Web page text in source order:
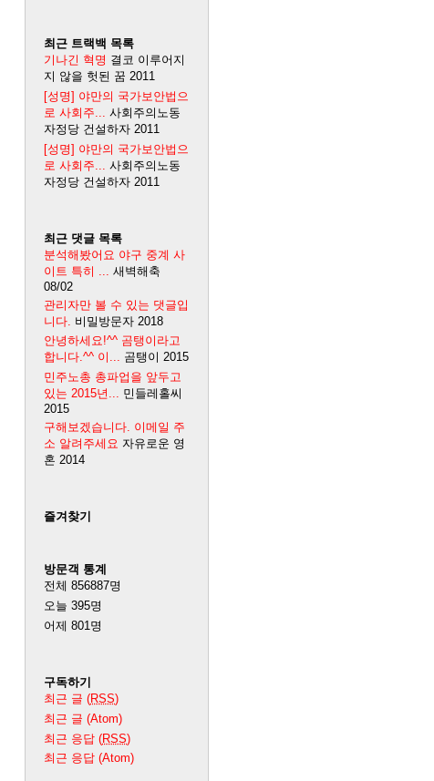
최근 트랙백 목록
기나긴 혁명 결코 이루어지
지 않을 헛된 꿈 2011
[성명] 야만의 국가보안법으
로 사회주...
사회주의노동
자정당 건설하자 2011
[성명] 야만의 국가보안법으
로 사회주...
사회주의노동
자정당 건설하자 2011
최근 댓글 목록
분석해봤어요 야구 중계 사
이트 특히 ...
새벽해축
08/02
관리자만 볼 수 있는 댓글입
니다. 비밀방문자 2018
안녕하세요!^^ 곰탱이라고
합니다.^^ 이... 곰탱이 2015
민주노총 총파업을 앞두고
있는 2015년... 민들레홀씨
2015
구해보겠습니다. 이메일 주
소 알려주세요 자유로운 영
혼 2014
즐겨찾기
방문객 통계
전체 856887명
오늘 395명
어제 801 명
구독하기
최근 글 (RSS)
최근 글 (Atom)
최근 응답 (RSS)
최근 응답 (Atom)